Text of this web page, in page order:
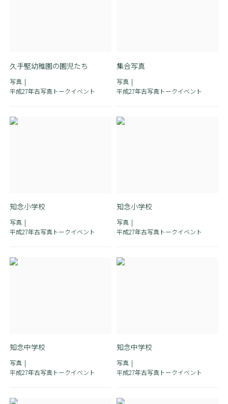
久手堅幼稚園の園児たち
写真
平成27年古写真トークイベント
集合写真
写真
平成27年古写真トークイベント
知念小学校
写真
平成27年古写真トークイベント
知念小学校
写真
平成27年古写真トークイベント
知念中学校
写真
平成27年古写真トークイベント
知念中学校
写真
平成27年古写真トークイベント